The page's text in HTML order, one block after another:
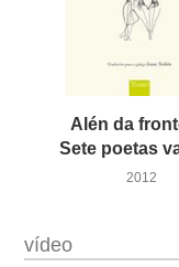
Alén da
Sete poetas
2012
vídeo